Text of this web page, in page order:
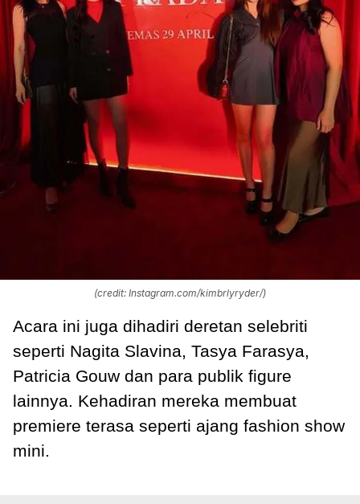
(credit: Instagram.com/kimbrlyryder/)
Acara ini juga dihadiri deretan selebriti
seperti Nagita Slavina, Tasya Farasya,
Patricia Gouw dan para publik figure
lainnya. Kehadiran mereka membuat
premiere terasa seperti ajang fashion show
mini.